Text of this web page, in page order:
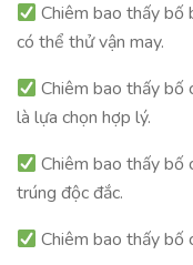
Chiêm bao thấy bố
có thể thử vận may.
Chiêm bao thấy bố
là lựa chọn hợp lý.
Chiêm bao thấy bố
trúng độc đắc.
Chiêm bao thấy bố